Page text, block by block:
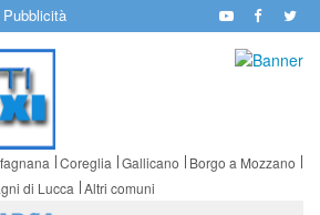
Pubblicità
Coreglia Gallicano
Borgo a Mozzano
di Lucca Altri comuni